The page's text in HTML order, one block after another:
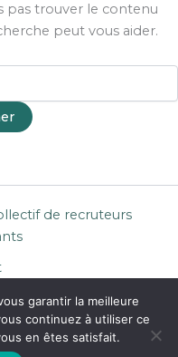
pas trouver le contenu
peut vous aider.
de recruteurs
garantir la meilleure
continuez à utiliser ce
en êtes satisfait.